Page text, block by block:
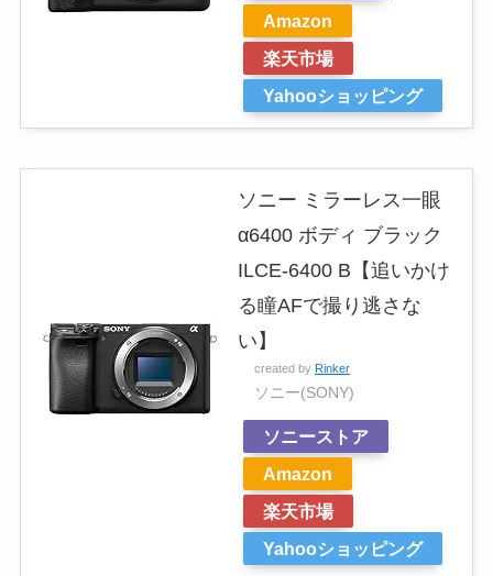
Amazon
楽天市場
Yahooショッピング
ソニー ミラーレス一眼
α6400 ボディ ブラック
ILCE-6400 B【追いかけ
る瞳AFで撮り逃さな
い】
created by Rinker
ソニー(SONY)
ソニーストア
Amazon
楽天市場
Yahooショッピング